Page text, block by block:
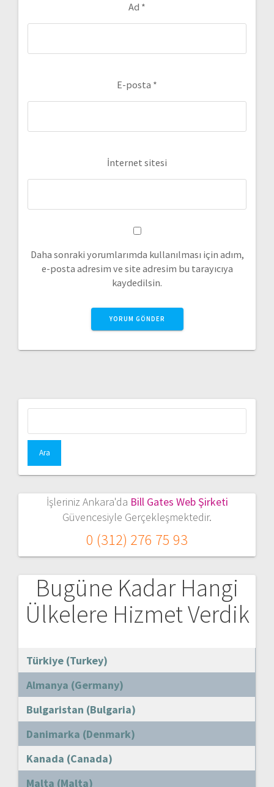
Ad *
E-posta *
İnternet sitesi
Daha sonraki yorumlarımda kullanılması için adım,
e-posta adresim ve site adresim bu tarayıcıya
kaydedilsin.
İşleriniz Ankara'da Bill Gates Web Şirketi
Güvencesiyle Gerçekleşmektedir.
0 (312) 276 75 93
Bugüne Kadar Hangi
Ülkelere Hizmet Verdik
Türkiye (Turkey)
Almanya (Germany)
Bulgaristan (Bulgaria)
Danimarka (Denmark)
Kanada (Canada)
Malta (Malta)